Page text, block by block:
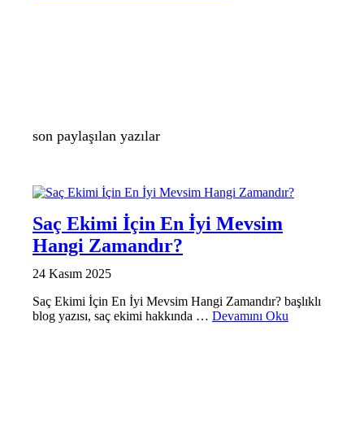
son paylaşılan yazılar
Saç Ekimi İçin En İyi Mevsim
Hangi Zamandır?
24 Kasım 2025
Saç Ekimi İçin En İyi Mevsim Hangi Zamandır? başlıklı
blog yazısı, saç ekimi hakkında … Devamını Oku